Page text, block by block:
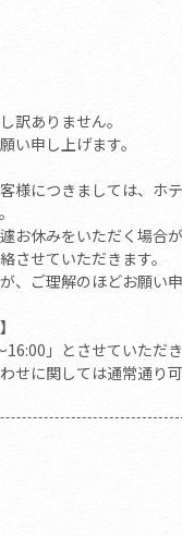
訳ありません。
い申し上げます。
様につきましては、ホ
お休みをいただく場合が
させていただきます。
、ご理解のほどお願い申
」とさせていただき
に関しては通常通り可